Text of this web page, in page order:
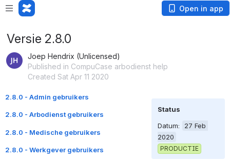
Open in app
Versie 2.8.0
Joep Hendrix (Unlicensed)
Published in CompuCase arbodienst help
Created Sat Apr 11 2020
2.8.0 - Admin gebruikers
2.8.0 - Arbodienst gebruikers
2.8.0 - Medische gebruikers
2.8.0 - Werkgever gebruikers
Status
Datum:
27 Feb
2020
PRODUCTIE